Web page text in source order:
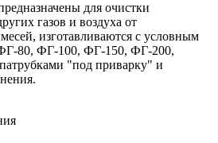
для очистки
газов и воздуха от
изготавливаются с условным
80, ФГ-100, ФГ-150, ФГ-200,
"под приварку" и